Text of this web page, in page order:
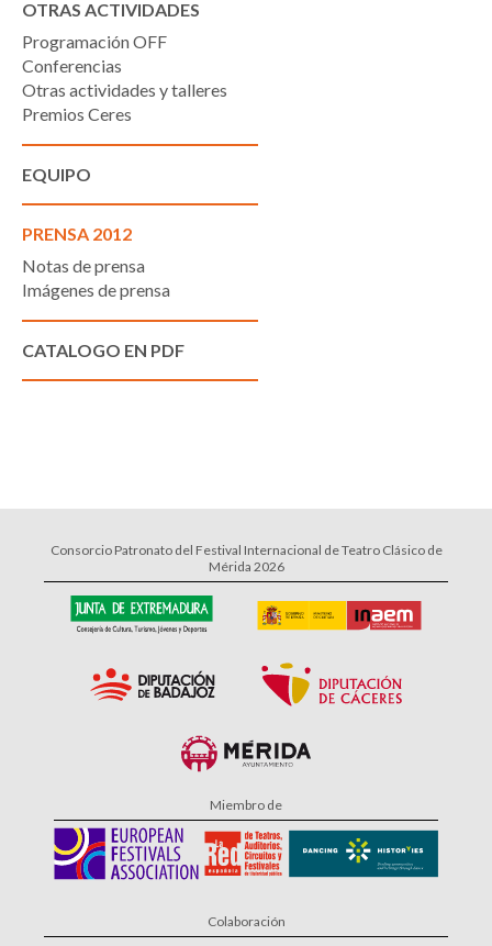
OTRAS ACTIVIDADES
Programación OFF
Conferencias
Otras actividades y talleres
Premios Ceres
EQUIPO
PRENSA 2012
Notas de prensa
Imágenes de prensa
CATALOGO EN PDF
Consorcio Patronato del Festival Internacional de Teatro Clásico de
Mérida 2026
Miembro de
Colaboración